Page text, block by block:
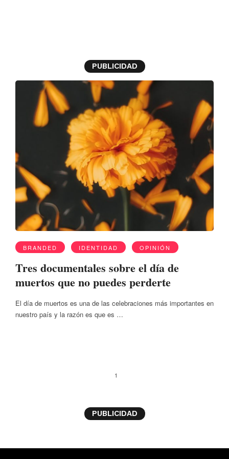
PUBLICIDAD
BRANDED IDENTIDAD OPINIÓN
Tres documentales sobre el día de
muertos que no puedes perderte
El día de muertos es una de las celebraciones más importantes en
nuestro país y la razón es que es …
1
PUBLICIDAD